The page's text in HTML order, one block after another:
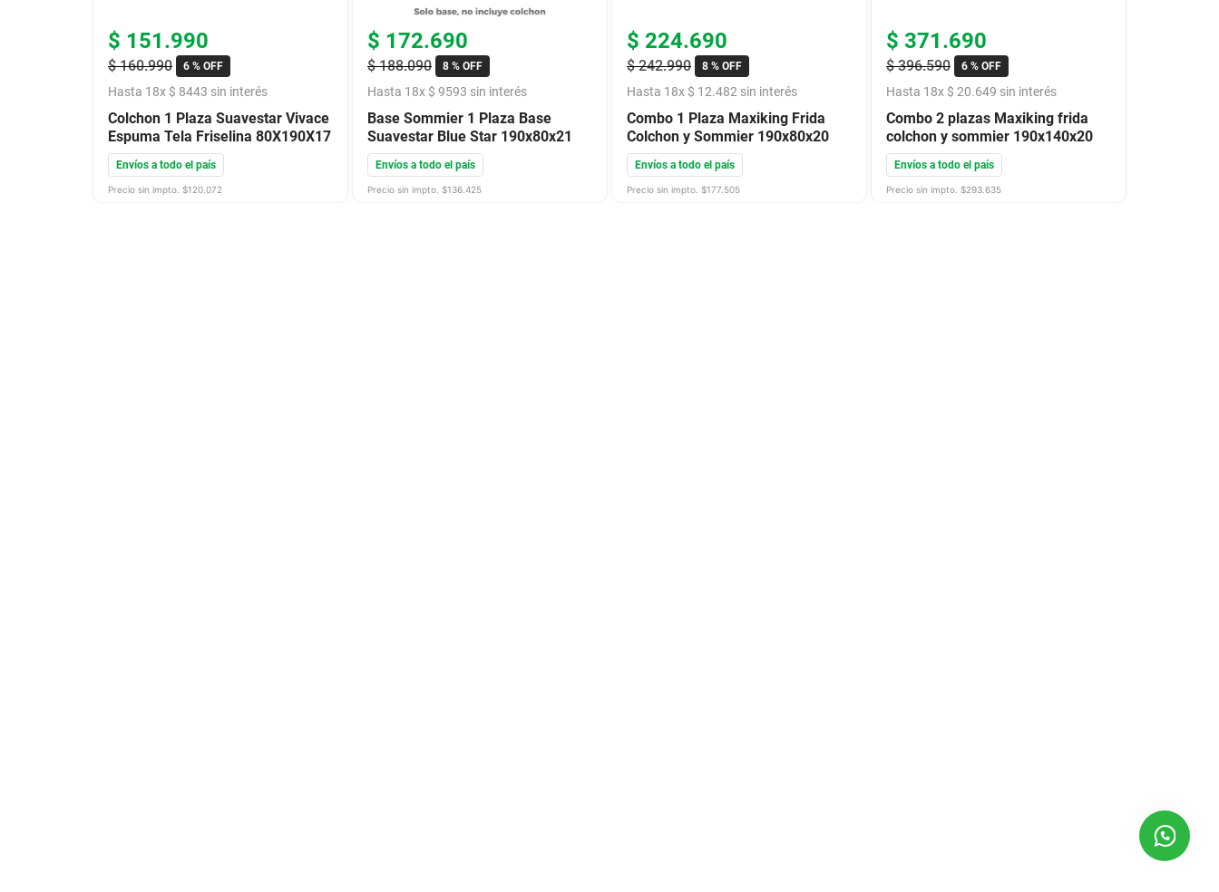
$ 151.990
$ 160.990 6 %OFF
Hasta 18x $ 8443 sin interés
Colchon 1 Plaza Suavestar Vivace
Espuma Tela Friselina 80X190X17
Envíos a todo el país
Precio sin impto. $120.072
$ 172.690
$ 188.090 8 %OFF
Hasta 18x $ 9593 sin interés
Base Sommier 1 Plaza Base
Suavestar Blue Star 190x80x21
Envíos a todo el país
Precio sin impto. $136.425
$ 224.690
$ 242.990 8 %OFF
Hasta 18x $ 12.482 sin interés
Combo 1 Plaza Maxiking Frida
Colchon y Sommier 190x80x20
Envíos a todo el país
Precio sin impto. $177.505
$ 371.690
$ 396.590 6 %OFF
Hasta 18x $ 20.649 sin interés
Combo 2 plazas Maxiking frida
colchon y sommier 190x140x20
Envíos a todo el país
Precio sin impto. $293.635